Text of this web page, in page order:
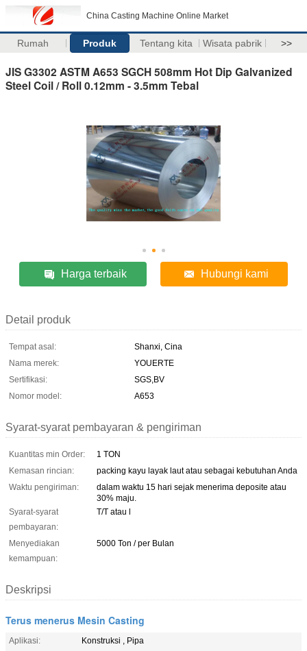
China Casting Machine Online Market
Rumah Produk Tentang kita Wisata pabrik >>
JIS G3302 ASTM A653 SGCH 508mm Hot Dip Galvanized
Steel Coil / Roll 0.12mm - 3.5mm Tebal
Harga terbaik Hubungi kami
Detail produk
Tempat asal:
Shanxi, Cina
Nama merek:
YOUERTE
Sertifikasi:
SGS,BV
Nomor model:
A653
Syarat-syarat pembayaran & pengiriman
Kuantitas min Order:
1 TON
Kemasan rincian:
packing kayu layak laut atau sebagai kebutuhan Anda
Waktu pengiriman:
dalam waktu 15 hari sejak menerima deposite atau
30% maju.
Syarat-syarat
pembayaran:
T/T atau l
Menyediakan
kemampuan:
5000 Ton / per Bulan
Deskripsi
Terus menerus Mesin Casting
Aplikasi:
Konstruksi , Pipa